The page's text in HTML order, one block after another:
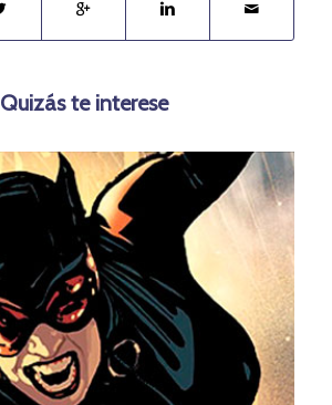
Quizás te interese